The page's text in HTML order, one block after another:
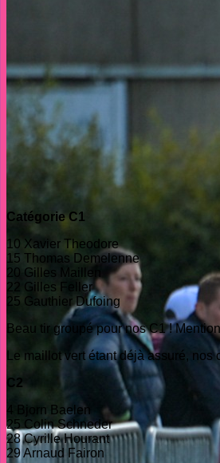
Catégorie C1
10 Xavier Theodore
15 Thomas Demelenne
20 Gilles Maillen
22 Gilles Feller
25 Gauthier Dufoing
Beau tir groupé pour nos C1 !
Le maillot vert étant déjà assuré,
C2
4 Bjorn Baelen
25 Colin Schneder
28 Cyrille Hourant
29 Arnaud Fairon